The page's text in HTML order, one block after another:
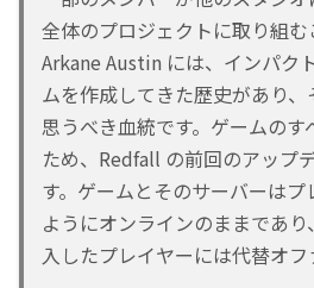
全体のプロジェクトに取り組む
Arkane Austin には、インパク
ムを作成してきた歴史があり
思うべき血統です。ゲームのす
ため、Redfall の前回のアップ
す。ゲームとそのサーバーは
ようにオンラインのままであ
入したプレイヤーには代替オフ